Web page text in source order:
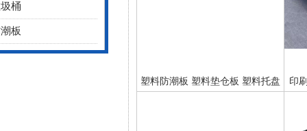
桶
板
塑料防潮板 塑料垫仓板 塑料托盘
印